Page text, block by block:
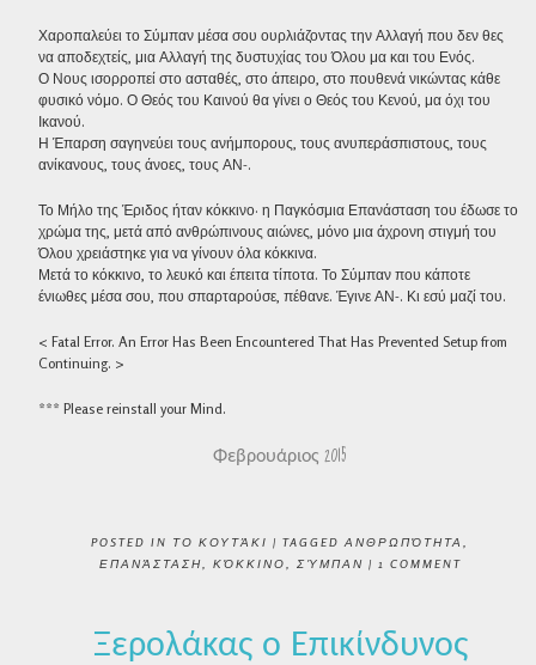
Χαροπαλεύει το Σύμπαν μέσα σου ουρλιάζοντας την Αλλαγή που δεν θες
να αποδεχτείς, μια Αλλαγή της δυστυχίας του Όλου μα και του Ενός.
Ο Νους ισορροπεί στο ασταθές, στο άπειρο, στο πουθενά νικώντας κάθε
φυσικό νόμο. Ο Θεός του Καινού θα γίνει ο Θεός του Κενού, μα όχι του
Ικανού.
Η Έπαρση σαγηνεύει τους ανήμπορους, τους ανυπεράσπιστους, τους
ανίκανους, τους άνοες, τους ΑΝ-.
Το Μήλο της Έριδος ήταν κόκκινο· η Παγκόσμια Επανάσταση του έδωσε το
χρώμα της, μετά από ανθρώπινους αιώνες, μόνο μια άχρονη στιγμή του
Όλου χρειάστηκε για να γίνουν όλα κόκκινα.
Μετά το κόκκινο, το λευκό και έπειτα τίποτα. Το Σύμπαν που κάποτε
ένιωθες μέσα σου, που σπαρταρούσε, πέθανε. Έγινε ΑΝ-. Κι εσύ μαζί του.
< Fatal Error. An Error Has Been Encountered That Has Prevented Setup from
Continuing. >
*** Please reinstall your Mind.
Φεβρουάριος 2015
POSTED IN ΤΟ ΚΟΥΤΆΚΙ | TAGGED ΑΝΘΡΩΠΌΤΗΤΑ
ΕΠΑΝΆΣΤΑΣΗ
ΚΌΚΚΙΝΟ ΣΎΜΠΑΝ | 1 COMMENT
Ξερολάκας ο Επικίνδυνος